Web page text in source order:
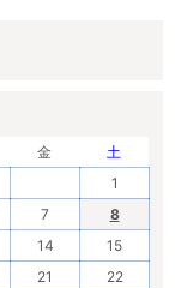
金
土
1
7
8
14
15
21
22